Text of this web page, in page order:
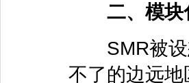
二、模块
SMR被设
不了的边远